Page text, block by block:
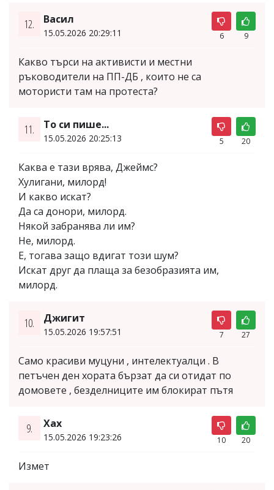
12. Васил
15.05.2026 20:29:11 6 9
Какво търси на активисти и местни
ръководители на ПП-ДБ , които не са
мотористи там на протеста?
11. То си пише...
15.05.2026 20:25:13 5 20
Каква е тази врява, Джеймс?
Хулигани, милорд!
И какво искат?
Да са донори, милорд.
Някой забранява ли им?
Не, милорд.
Е, тогава защо вдигат този шум?
Искат друг да плаща за безобразията им,
милорд.
10. Джигит
15.05.2026 19:57:51 7 27
Само красиви муцуни , интелектуалци . В
петъчен ден хората бързат да си отидат по
домовете , безделниците им блокират пътя
9. Xax
15.05.2026 19:23:26 10 20
Измет